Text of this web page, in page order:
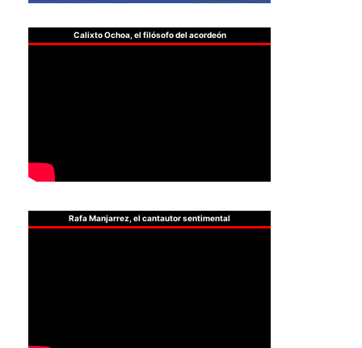
Calixto Ochoa, el filósofo del acordeón
Rafa Manjarrez, el cantautor sentimental